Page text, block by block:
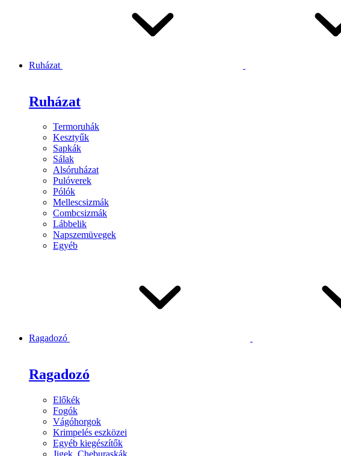
Ruházat
Ruházat
Termoruhák
Kesztyűk
Sapkák
Sálak
Alsóruházat
Pulóverek
Pólók
Mellescsizmák
Combcsizmák
Lábbelik
Napszemüvegek
Egyéb
Ragadozó
Ragadozó
Előkék
Fogók
Vágóhorgok
Krimpelés eszközei
Egyéb kiegészítők